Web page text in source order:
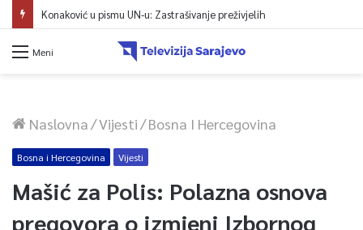
Konaković u pismu UN-u: Zastrašivanje preživjelih
Meni
Naslovna/Vijesti/Bosna I Hercegovina
Bosna i Hercegovina Vijesti
Mašić za Polis: Polazna osnova
pregovora o izmjeni Izbornog